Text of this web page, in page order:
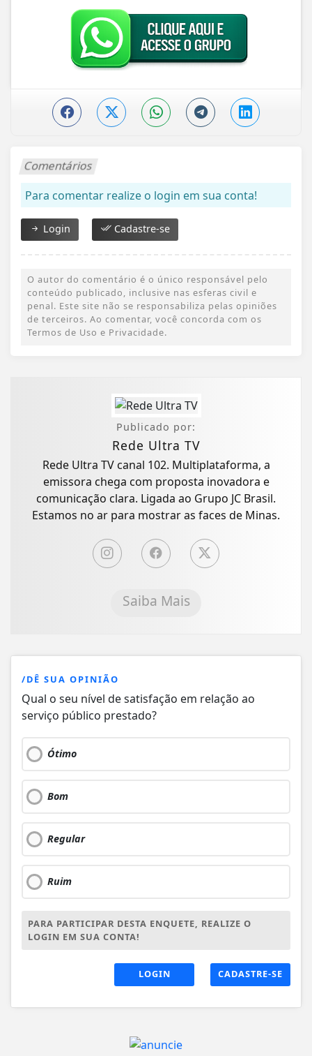
Comentários
Para comentar realize o login em sua conta!
Login Cadastre-se
O autor do comentário é o único responsável pelo
conteúdo publicado, inclusive nas esferas civil e
penal. Este site não se responsabiliza pelas opiniões
de terceiros. Ao comentar, você concorda com os
Termos de Uso e Privacidade.
Publicado por:
Rede Ultra TV
Rede Ultra TV canal 102. Multiplataforma, a
emissora chega com proposta inovadora e
comunicação clara. Ligada ao Grupo JC Brasil.
Estamos no ar para mostrar as faces de Minas.
Saiba Mais
/DÊ SUA OPINIÃO
Qual o seu nível de satisfação em relação ao
serviço público prestado?
Ótimo
Bom
Regular
Ruim
PARA PARTICIPAR DESTA ENQUETE, REALIZE O
LOGIN EM SUA CONTA!
LOGIN CADASTRE-SE